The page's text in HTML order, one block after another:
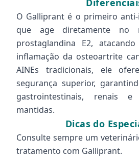
O Galliprant é o primeiro
que age diretamente no
prostaglandina E2,
inflamação da osteoartrite
AINEs tradicionais, ele
segurança superior,
gastrointestinais, renais e
mantidas.
Dicas do
Consulte sempre um
tratamento com Galliprant.